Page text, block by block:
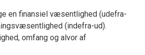
en finansiel væsentlighed (udefra-
(indefra-ud).
omfang og alvor af